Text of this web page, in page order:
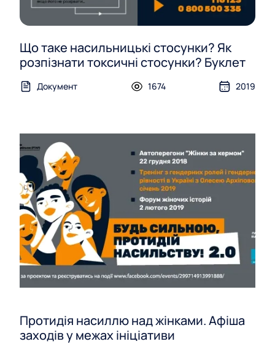
Що таке насильницькі стосунки? Як
розпізнати токсичні стосунки? Буклет
Документ 1674 2019
Протидія насиллю над жінками. Афіша
заходів у межах ініціативи